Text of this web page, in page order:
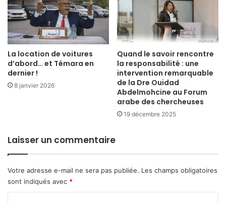
La location de voitures
d’abord… et Témara en
dernier !
8 janvier 2026
Quand le savoir rencontre
la responsabilité : une
intervention remarquable
de la Dre Ouidad
Abdelmohcine au Forum
arabe des chercheuses
19 décembre 2025
Laisser un commentaire
Votre adresse e-mail ne sera pas publiée. Les champs obligatoires
sont indiqués avec *